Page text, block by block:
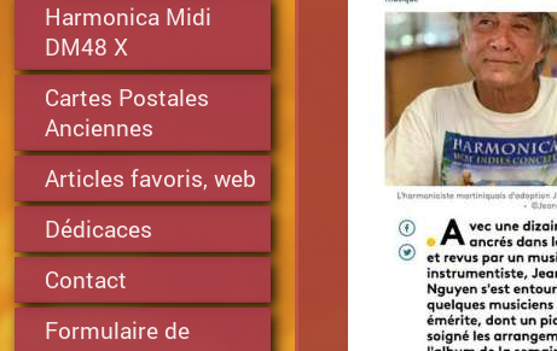
Harmonica Midi
DM48 X
Cartes Postales
Anciennes
Articles favoris, web
Dédicaces
Contact
Formulaire de